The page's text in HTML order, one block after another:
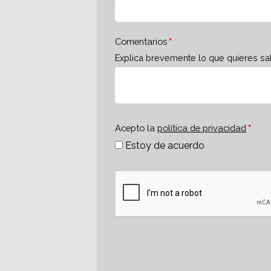
Comentarios
Explica brevemente lo que quieres
Acepto la política de privacidad
Estoy de acuerdo